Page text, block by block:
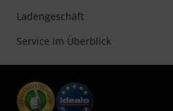
Ladengeschäft
Service im Überblick